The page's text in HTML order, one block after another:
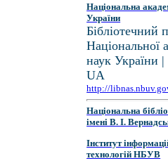
Національна
України
Бібліотечний
Національної
наук України
UA
http://
Національна
імені В. І.
Інститут
технологій НБУВ